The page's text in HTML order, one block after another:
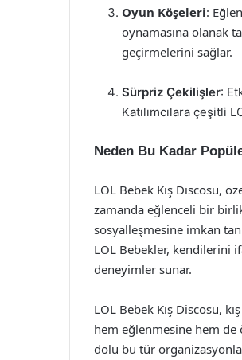
Oyun Köşeleri:
oynamasına olanak
geçirmelerini sağlar.
Sürpriz Çekilişler:
Katılımcılara çeşitli
Neden Bu Kadar
LOL Bebek Kış Discosu,
zamanda eğlenceli bir
sosyalleşmesine imkan
LOL Bebekler, kendilerini
deneyimler sunar.
LOL Bebek Kış Discosu,
hem eğlenmesine hem de
dolu bu tür